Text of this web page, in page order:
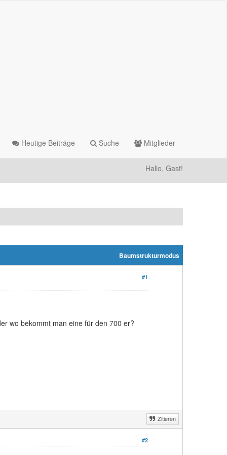
Heutige Beiträge Suche Mitglieder
Hallo, Gast!
Baumstrukturmodus
#1
wo bekommt man eine für den 700 er?
Zitieren
#2